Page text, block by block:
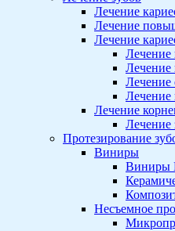
Лечение
Лечение
Лечение
Лечение
Лечение
Лечение
Лечение
Лечение
Лечение
Протезирование
Виниры
Виниры
Несъемное